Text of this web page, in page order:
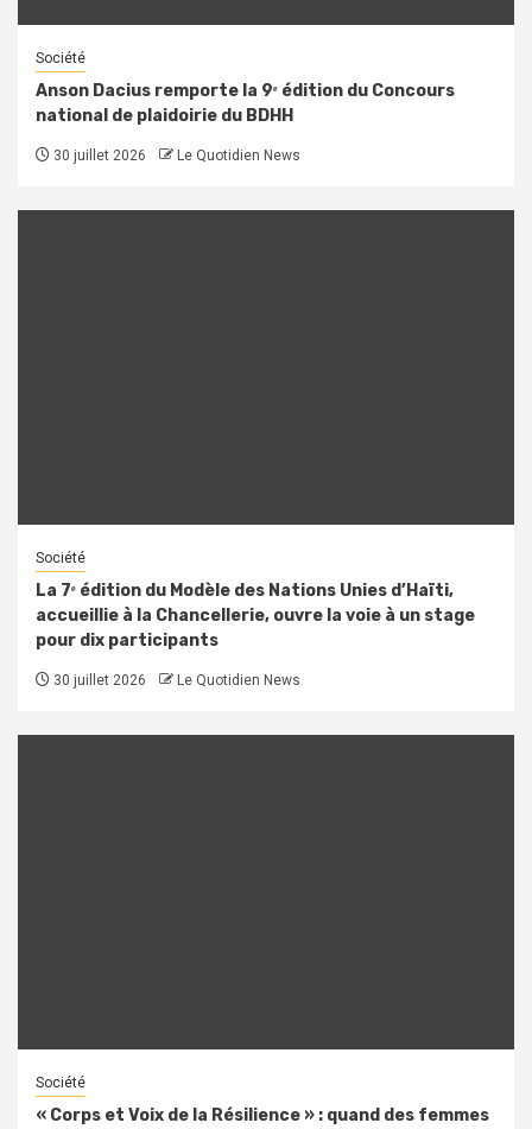
Société
Anson Dacius remporte la 9ᵉ édition du Concours
national de plaidoirie du BDHH
30 juillet 2026 Le Quotidien News
Société
La 7ᵉ édition du Modèle des Nations Unies d’Haïti,
accueillie à la Chancellerie, ouvre la voie à un stage
pour dix participants
30 juillet 2026 Le Quotidien News
Société
« Corps et Voix de la Résilience » : quand des femmes